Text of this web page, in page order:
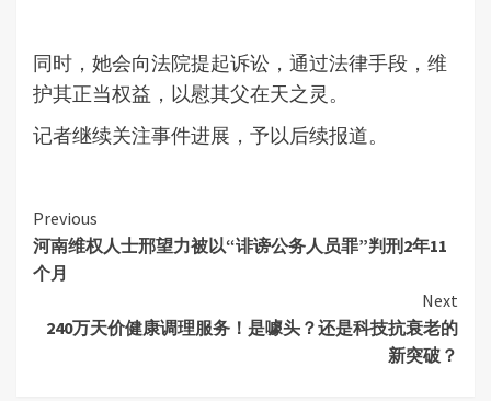
同时，她会向法院提起诉讼，通过法律手段，维
护其正当权益，以慰其父在天之灵。
记者继续关注事件进展，予以后续报道。
Continue
Reading
Previous
河南维权人士邢望力被以“诽谤公务人员罪”判刑2年11
个月
Next
240万天价健康调理服务！是噱头？还是科技抗衰老的
新突破？